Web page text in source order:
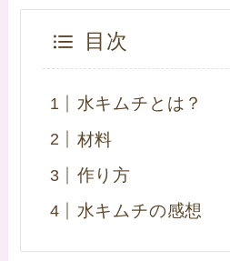
目次
水キムチとは？
材料
作り方
水キムチの感想